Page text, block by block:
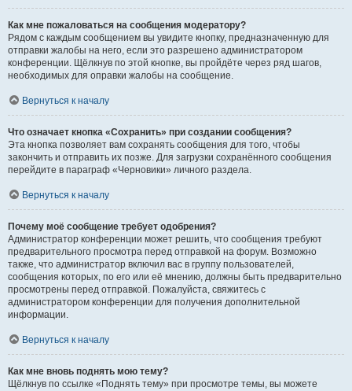
Как мне пожаловаться на сообщения модератору?
Рядом с каждым сообщением вы увидите кнопку, предназначенную для
отправки жалобы на него, если это разрешено администратором
конференции. Щёлкнув по этой кнопке, вы пройдёте через ряд шагов,
необходимых для оправки жалобы на сообщение.
Вернуться к началу
Что означает кнопка «Сохранить» при создании сообщения?
Эта кнопка позволяет вам сохранять сообщения для того, чтобы
закончить и отправить их позже. Для загрузки сохранённого сообщения
перейдите в параграф «Черновики» личного раздела.
Вернуться к началу
Почему моё сообщение требует одобрения?
Администратор конференции может решить, что сообщения требуют
предварительного просмотра перед отправкой на форум. Возможно
также, что администратор включил вас в группу пользователей,
сообщения которых, по его или её мнению, должны быть предварительно
просмотрены перед отправкой. Пожалуйста, свяжитесь с
администратором конференции для получения дополнительной
информации.
Вернуться к началу
Как мне вновь поднять мою тему?
Щёлкнув по ссылке «Поднять тему» при просмотре темы, вы можете